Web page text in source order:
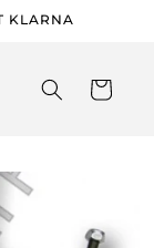
KLARNA